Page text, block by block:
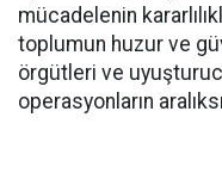
mücadelenin
toplumun huzur ve
örgütleri ve
operasyonların